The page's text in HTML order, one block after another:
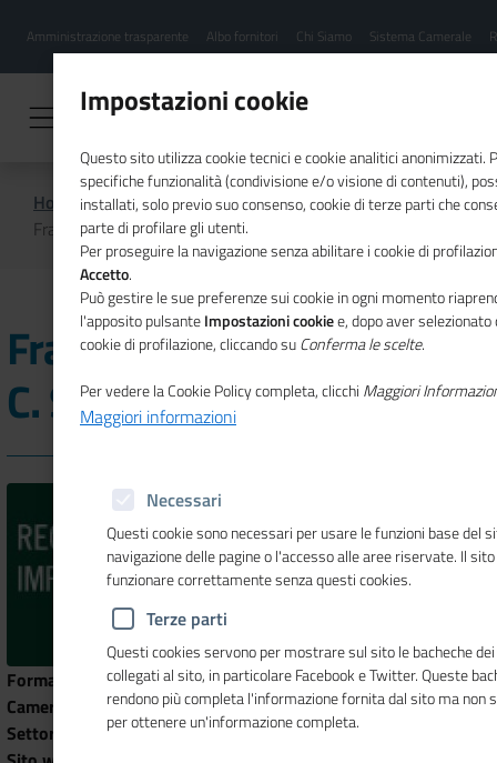
contenuto
Menu
hamburgher
Amministrazione trasparente Albo fornitori Chi Siamo Sistema Camerale
Home
Imprese Storiche - Ricerca
Frantoio Bo di Carlo Bo & C. Snc
Frantoio Bo di Carlo Bo &
C. Snc
Forma Giuridica S.n.c.
Camera di Commercio CCIAA Genova
Settore
Artigianato
Impostazioni cookie
Questo sito utilizza cookie tecnici e cookie analitici anonimizzati.
specifiche funzionalità (condivisione e/o visione di contenuti),
installati, solo previo suo consenso, cookie di terze parti che
parte di profilare gli utenti.
Per proseguire la navigazione senza abilitare i cookie di
Accetto.
Può gestire le sue preferenze sui cookie in ogni momento
l'apposito pulsanteImpostazioni cookiee, dopo aver
cookie di profilazione, cliccando suConferma le scelte.
Per vedere la Cookie Policy completa, clicchi Maggiori
Maggiori informazioni
Necessari
Questi cookie sono necessari per usare le funzioni base del
navigazione delle pagine o l'accesso alle aree riservate. Il
funzionare correttamente senza questi cookies.
Terze parti
Questi cookies servono per mostrare sul sito le bacheche
collegati al sito, in particolare Facebook e Twitter. Queste
rendono più completa l'informazione fornita dal sito ma non
per ottenere un'informazione completa.